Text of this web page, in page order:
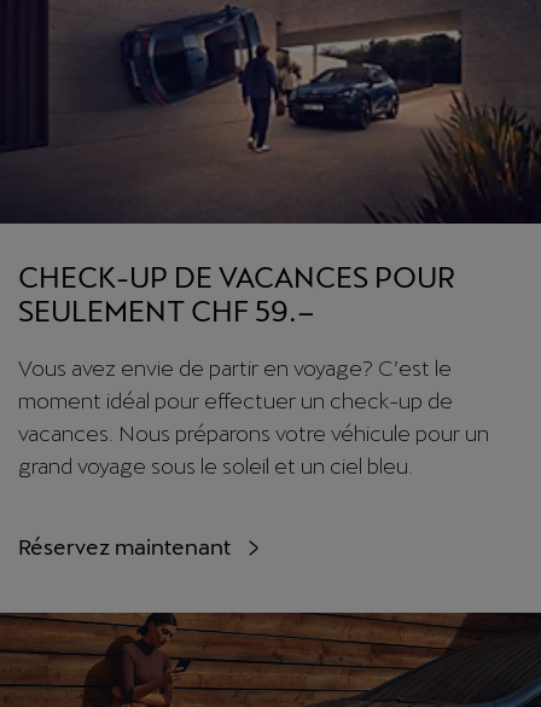
CHECK-UP DE VACANCES POUR
SEULEMENT CHF 59.–
Vous avez envie de partir en voyage? C’est le
moment idéal pour effectuer un check-up de
vacances. Nous préparons votre véhicule pour un
grand voyage sous le soleil et un ciel bleu.
Réservez maintenant